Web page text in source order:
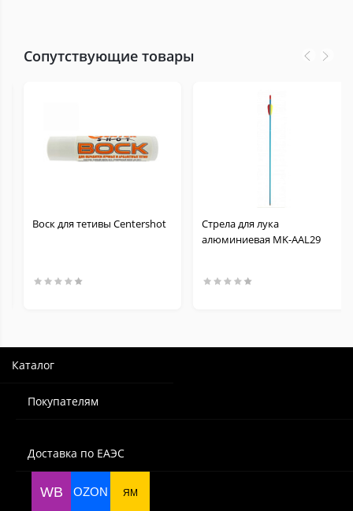
Сопутствующие товары
Воск для тетивы Centershot
Стрела для лука
алюминиевая MK-AAL29
Каталог
Покупателям
Доставка по ЕАЭС
WB OZON ЯМ